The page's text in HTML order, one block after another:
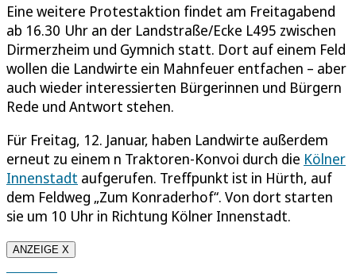
Eine weitere Protestaktion findet am Freitagabend
ab 16.30 Uhr an der Landstraße/Ecke L495 zwischen
Dirmerzheim und Gymnich statt. Dort auf einem Feld
wollen die Landwirte ein Mahnfeuer entfachen – aber
auch wieder interessierten Bürgerinnen und Bürgern
Rede und Antwort stehen.
Für Freitag, 12. Januar, haben Landwirte außerdem
erneut zu einem n Traktoren-Konvoi durch die Kölner
Innenstadt aufgerufen. Treffpunkt ist in Hürth, auf
dem Feldweg „Zum Konraderhof“. Von dort starten
sie um 10 Uhr in Richtung Kölner Innenstadt.
ANZEIGE X